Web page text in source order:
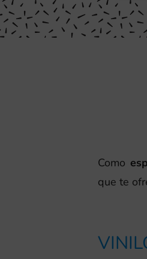
Como
que te